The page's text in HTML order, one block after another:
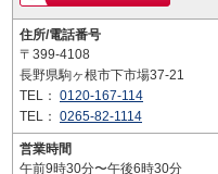
住所/電話番号
〒399-4108
長野県駒ヶ根市下市場37-21
TEL： 0120-167-114
TEL： 0265-82-1114
営業時間
午前9時30分〜午後6時30分